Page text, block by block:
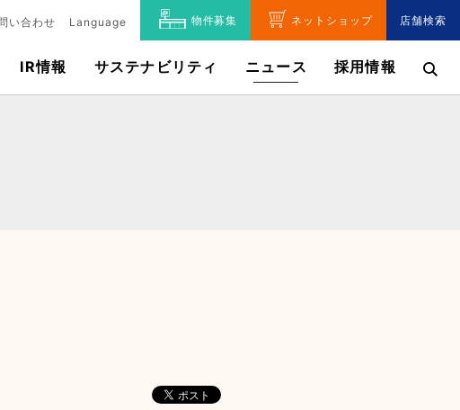
い合わせ Language 物件募集 ネットショップ 店舗検索
IR情報 サステナビリティ ニュース 採用情報